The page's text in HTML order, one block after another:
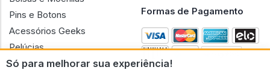
Só para melhorar sua experiência!
Miniaturas
Bolsas e Mochilas
Pins e Botons
Acessórios Geeks
Como Anunciar
Formas de Pagamento